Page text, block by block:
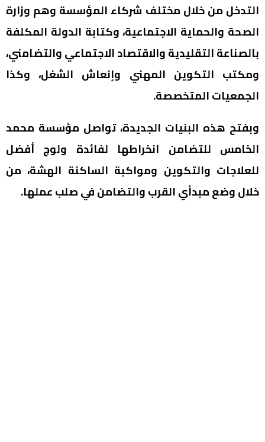
التدخل من خلال مختلف شركاء المؤسسة وهم وزارة
الصحة والحماية الاجتماعية، وكتابة الدولة المكلفة
بالصناعة التقليدية والاقتصاد الاجتماعي والتضامني،
ومكتب التكوين المهني وإنعاش الشغل، وكذا
الجمعيات المتخصصة.
وبفتح هذه البنيات الجديدة، تواصل مؤسسة محمد
الخامس للتضامن انخراطها لفائدة ولوج أفضل
للعلاجات والتكوين ومواكبة الساكنة الهشة، من
خلال وضع مبدأي القرب والتضامن في صلب عملها.